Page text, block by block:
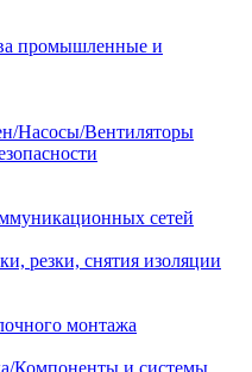
промышленные и
Насосы/Вентиляторы
сетей
резки, снятия изоляции
монтажа
Компоненты и системы